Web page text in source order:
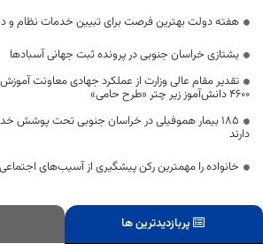
هفته دولت بهترین فرصت برای تبیین خدمات نظام و
یشتازی خراسان جنوبی در پرونده ثبت جهانی آسبادها
تقدیر مقام عالی وزارت از عملکرد جهادی معاونت
۴۶۰۰ دانش‌آموز زیر چتر «طرح حامی»
۱۸۵ بیمار هموفیلی در خراسان جنوبی تحت پوشش
دارند
خانواده را مهمترین رکن پیشگیری از آسیب‌های اجتماعی
پربازدیدترین ها